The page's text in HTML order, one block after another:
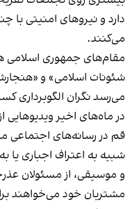
دارد و نیروهای امنیتی با
می‌کنند.
مقام‌های جمهوری اسلامی
شئونات اسلامی» و
می‌رسد نگران الگوبرداری
در ماه‌های اخیر
قم در رسانه‌های اجتماعی
شبیه به اعتراف اجباری یا
و موسیقی، از مسئولان
مشتریان خود می‌خواهند